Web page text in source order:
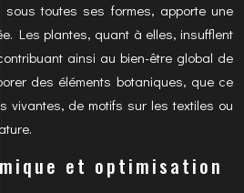
toutes ses formes, apporte une
Les plantes, quant à elles, insufflent
ainsi au bien-être global de
des éléments botaniques, que ce
vivantes, de motifs sur les textiles ou
et optimisation